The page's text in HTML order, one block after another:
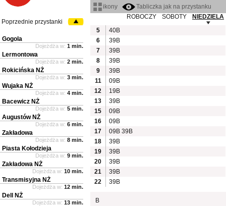
ikony
Tabliczka jak na przystanku
ROBOCZY
SOBOTY
NIEDZIELA
5
40B
6
39B
7
39B
8
39B
9
39B
11
09B
12
19B
13
39B
15
09B
16
09B
17
09B 39B
18
39B
19
39B
20
39B
21
39B
22
39B
B
Poprzednie przystanki
Gogola
Dojeżdża w: 1 min.
Lermontowa
Dojeżdża w: 2 min.
Rokicińska NŻ
Dojeżdża w: 3 min.
Wujaka NŻ
Dojeżdża w: 4 min.
Bacewicz NŻ
Dojeżdża w: 5 min.
Augustów NŻ
Dojeżdża w: 6 min.
Zakładowa
Dojeżdża w: 8 min.
Piasta Kołodzieja
Dojeżdża w: 9 min.
Zakładowa NŻ
Dojeżdża w: 10 min.
Transmisyjna NŻ
Dojeżdża w: 12 min.
Dell NŻ
Dojeżdża w: 13 min.